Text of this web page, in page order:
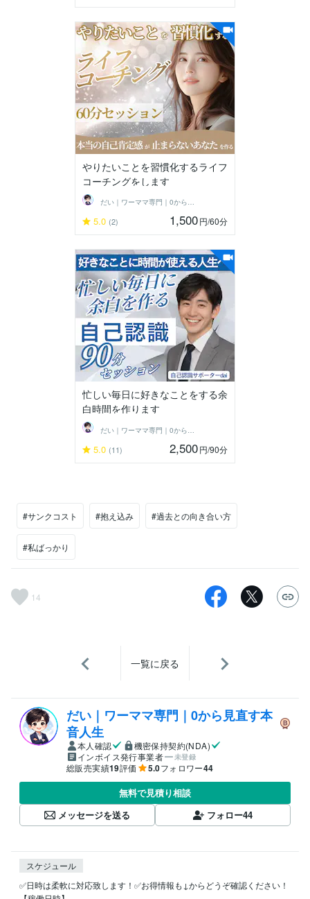
やりたいことを習慣化するライフ
コーチングをします
だい｜ワーママ専門｜0から見直す本音人生
5.0 (2) 1,500円/60分
忙しい毎日に好きなことをする余
白時間を作ります
5.0 (11) 2,500円/90分
#サンクコスト #抱え込み #過去との向き合い方
#私ばっかり
14
一覧に戻る
だい｜ワーママ専門｜0から見直す本
音人生
本人確認
機密保持契約(NDA)
インボイス発行事業者
未登録
総販売実績19評価 5.0フォロワー44
無料で見積り相談
メッセージを送る
フォロー44
スケジュール
✅日時は柔軟に対応致します！✅お得情報も↓からどうぞ確認ください！